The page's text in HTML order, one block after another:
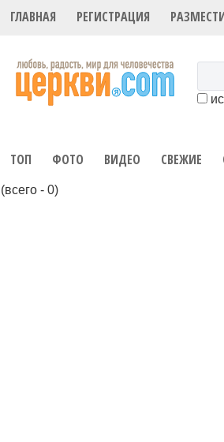
ГЛАВНАЯ РЕГИСТРАЦИЯ
ТОП ФОТО ВИДЕО СВЕЖИЕ
(всего - 0)